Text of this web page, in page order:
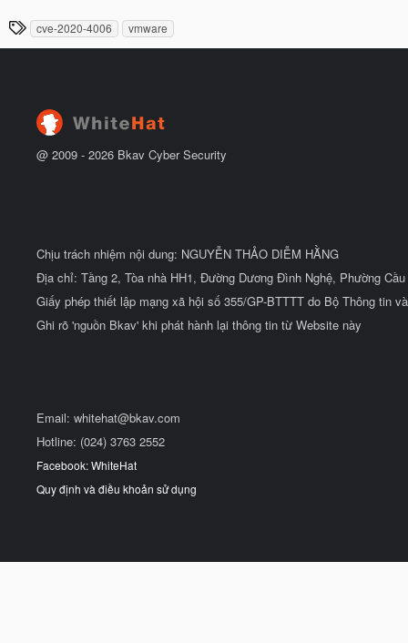
đ
ầ
u
y
u
T
h
cve-2020-4006 vmware
@ 2009 - 2026 Bkav Cyber Security
Chịu trách nhiệm nội dung: NGUYỄN THẢO DIỄM HẰNG
Địa chỉ: Tầng 2, Tòa nhà HH1, Đường Dương Đình Nghệ, Phường
Giấy phép thiết lập mạng xã hội số 355/GP-BTTTT do Bộ Thông tin
Ghi rõ 'nguồn Bkav' khi phát hành lại thông tin từ Website này
Email: whitehat@bkav.com
Hotline: (024) 3763 2552
Facebook: WhiteHat
Quy định và điều khoản sử dụng